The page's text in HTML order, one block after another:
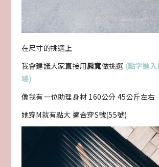
在尺寸的挑選上
我會建議大家直接用肩寬做挑選 (點字進
場)
像我有一位助理身材 160公分 45公斤左右
她穿M就有點大 適合穿S號(55號)